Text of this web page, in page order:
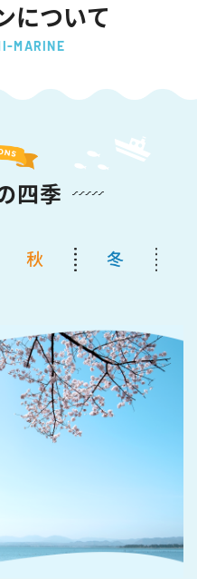
について
MARINE
四季